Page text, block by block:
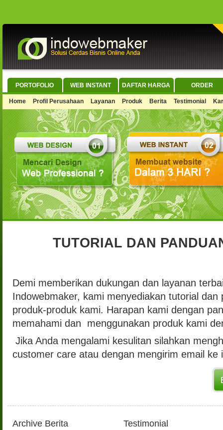
PORTOFOLIO WEB INSTANT DAFTAR HARGA ORDER
Home Profil Perusahaan Layanan Produk Berita Testimonial
TUTORIAL DAN
Demi memberikan dukungan dan layanan
Indowebmaker, kami menyediakan tutorial dan
produk-produk kami. Harapan kami dengan
memahami dan menggunakan produk kami
Jika Anda mengalami kesulitan silahkan
customer care atau dengan mengirim email ke
Archive Berita Testimonial